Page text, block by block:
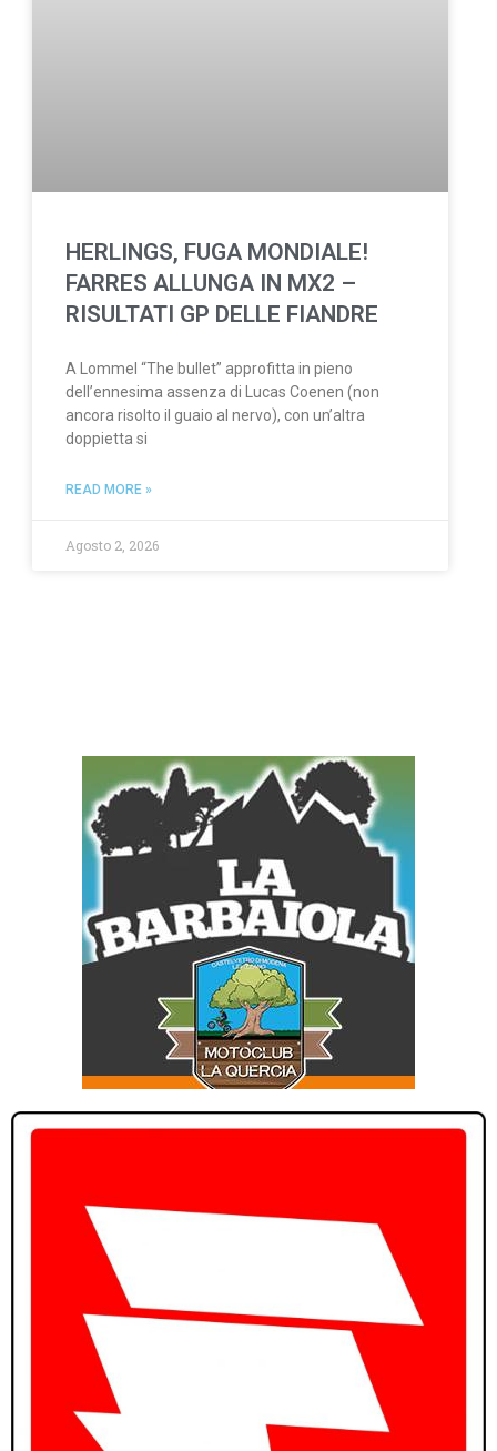
HERLINGS, FUGA MONDIALE!
FARRES ALLUNGA IN MX2 –
RISULTATI GP DELLE FIANDRE
A Lommel “The bullet” approfitta in pieno
dell’ennesima assenza di Lucas Coenen (non
ancora risolto il guaio al nervo), con un’altra
doppietta si
READ MORE »
Agosto 2, 2026